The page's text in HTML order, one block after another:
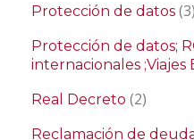
Protección de datos (3)
Protección de datos;
internacionales ;Viajes
Real Decreto (2)
Reclamación de